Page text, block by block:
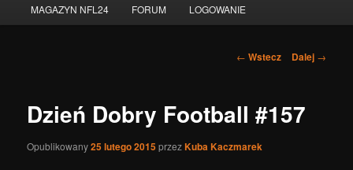
tekstu
MAGAZYN NFL24 FORUM LOGOWANIE
Nawigacja
← Wstecz Dalej →
Dzień Dobry Football #157
Opublikowany25 lutego 2015przezKuba Kaczmarek